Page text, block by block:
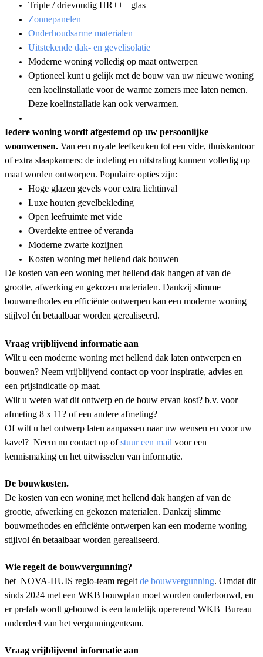
Triple / drievoudig HR+++ glas
Zonnepanelen
Onderhoudsarme materialen
Uitstekende dak- en gevelisolatie
Moderne woning volledig op maat ontwerpen
Optioneel kunt u gelijk met de bouw van uw nieuwe woning
een koelinstallatie voor de warme zomers mee laten nemen.
Deze koelinstallatie kan ook verwarmen.
Iedere woning wordt afgestemd op uw persoonlijke
woonwensen. Van een royale leefkeuken tot een vide, thuiskantoor
of extra slaapkamers: de indeling en uitstraling kunnen volledig op
maat worden ontworpen. Populaire opties zijn:
Hoge glazen gevels voor extra lichtinval
Luxe houten gevelbekleding
Open leefruimte met vide
Overdekte entree of veranda
Moderne zwarte kozijnen
Kosten woning met hellend dak bouwen
De kosten van een woning met hellend dak hangen af van de
grootte, afwerking en gekozen materialen. Dankzij slimme
bouwmethodes en efficiënte ontwerpen kan een moderne woning
stijlvol én betaalbaar worden gerealiseerd.
Vraag vrijblijvend informatie aan
Wilt u een moderne woning met hellend dak laten ontwerpen en
bouwen? Neem vrijblijvend contact op voor inspiratie, advies en
een prijsindicatie op maat.
Wilt u weten wat dit ontwerp en de bouw ervan kost? b.v. voor
afmeting 8 x 11? of een andere afmeting?
Of wilt u het ontwerp laten aanpassen naar uw wensen en voor uw
kavel? Neem nu contact op ofstuur een mail voor een
kennismaking en het uitwisselen van informatie.
De bouwkosten.
De kosten van een woning met hellend dak hangen af van de
grootte, afwerking en gekozen materialen. Dankzij slimme
bouwmethodes en efficiënte ontwerpen kan een moderne woning
stijlvol én betaalbaar worden gerealiseerd.
Wie regelt de bouwvergunning?
het NOVA-HUIS regio-team regelt de bouwvergunning. Omdat dit
sinds 2024 met een WKB bouwplan moet worden onderbouwd, en
er prefab wordt gebouwd is een landelijk opererend WKB Bureau
onderdeel van het vergunningenteam.
Vraag vrijblijvend informatie aan